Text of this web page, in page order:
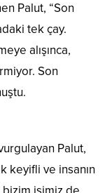
Palut, “Son
tek çay.
alışınca,
Son
Palut,
keyifli ve insanın